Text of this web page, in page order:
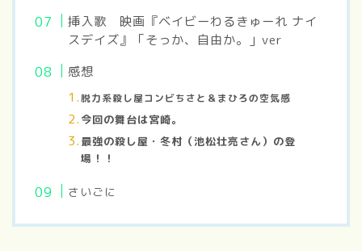
挿入歌 映画『ベイビーわるきゅーれ ナイ
スデイズ』「そっか、自由か。」ver
感想
脱力系殺し屋コンビちさと＆まひろの空気感
今回の舞台は宮崎。
最強の殺し屋・冬村（池松壮亮さん）の登
場！！
さいごに